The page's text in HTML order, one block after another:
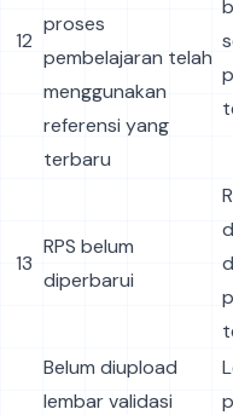
12
proses
pembelajaran telah
menggunakan
referensi yang
terbaru
13
RPS belum
diperbarui
Belum diupload
lembar validasi